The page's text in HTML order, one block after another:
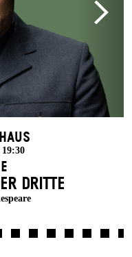
DRITTE